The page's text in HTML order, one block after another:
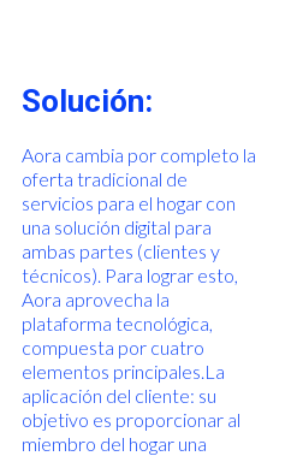
Solución:
Aora cambia por completo la
oferta tradicional de
servicios para el hogar con
una solución digital para
ambas partes (clientes y
técnicos). Para lograr esto,
Aora aprovecha la
plataforma tecnológica,
compuesta por cuatro
elementos principales.La
aplicación del cliente: su
objetivo es proporcionar al
miembro del hogar una